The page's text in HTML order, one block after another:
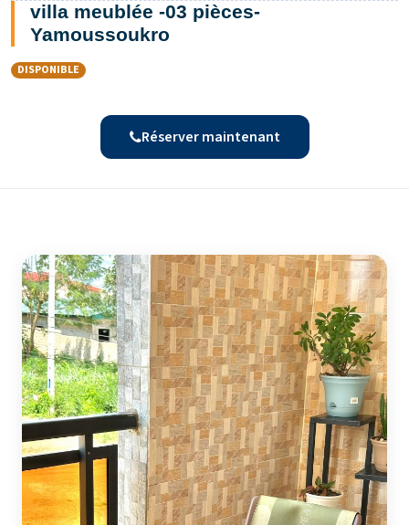
villa meublée -03 pièces-
Yamoussoukro
DISPONIBLE
Réserver maintenant